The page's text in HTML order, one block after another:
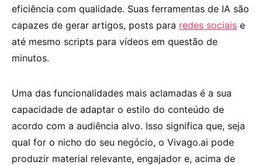
eficiência com qualidade. Suas ferramentas de IA são
capazes de gerar artigos, posts para redes sociais e
até mesmo scripts para vídeos em questão de
minutos.
Uma das funcionalidades mais aclamadas é a sua
capacidade de adaptar o estilo do conteúdo de
acordo com a audiência alvo. Isso significa que, seja
qual for o nicho do seu negócio, o Vivago.ai pode
produzir material relevante, engajador e, acima de